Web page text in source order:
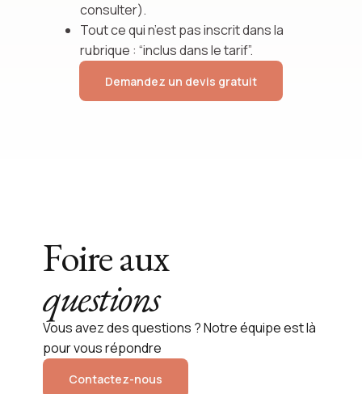
consulter).
Tout ce qui n’est pas inscrit dans la
rubrique : “inclus dans le tarif”.
Demandez un devis gratuit
Foire aux
questions
Vous avez des questions ? Notre équipe est là
pour vous répondre
Contactez-nous